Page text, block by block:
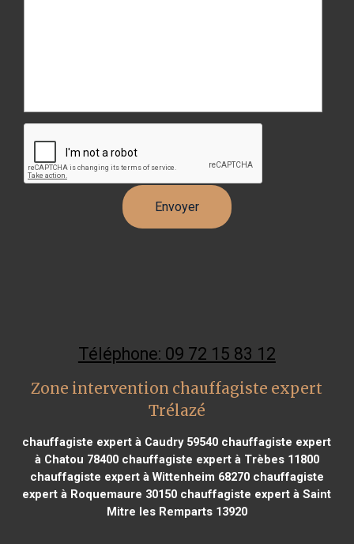
Téléphone: 09 72 15 83 12
Zone intervention chauffagiste expert
Trélazé
chauffagiste expert à Caudry 59540 chauffagiste expert
à Chatou 78400chauffagiste expert à Trèbes 11800
chauffagiste expert à Wittenheim 68270chauffagiste
expert à Roquemaure 30150 chauffagiste expert à Saint
Mitre les Remparts 13920